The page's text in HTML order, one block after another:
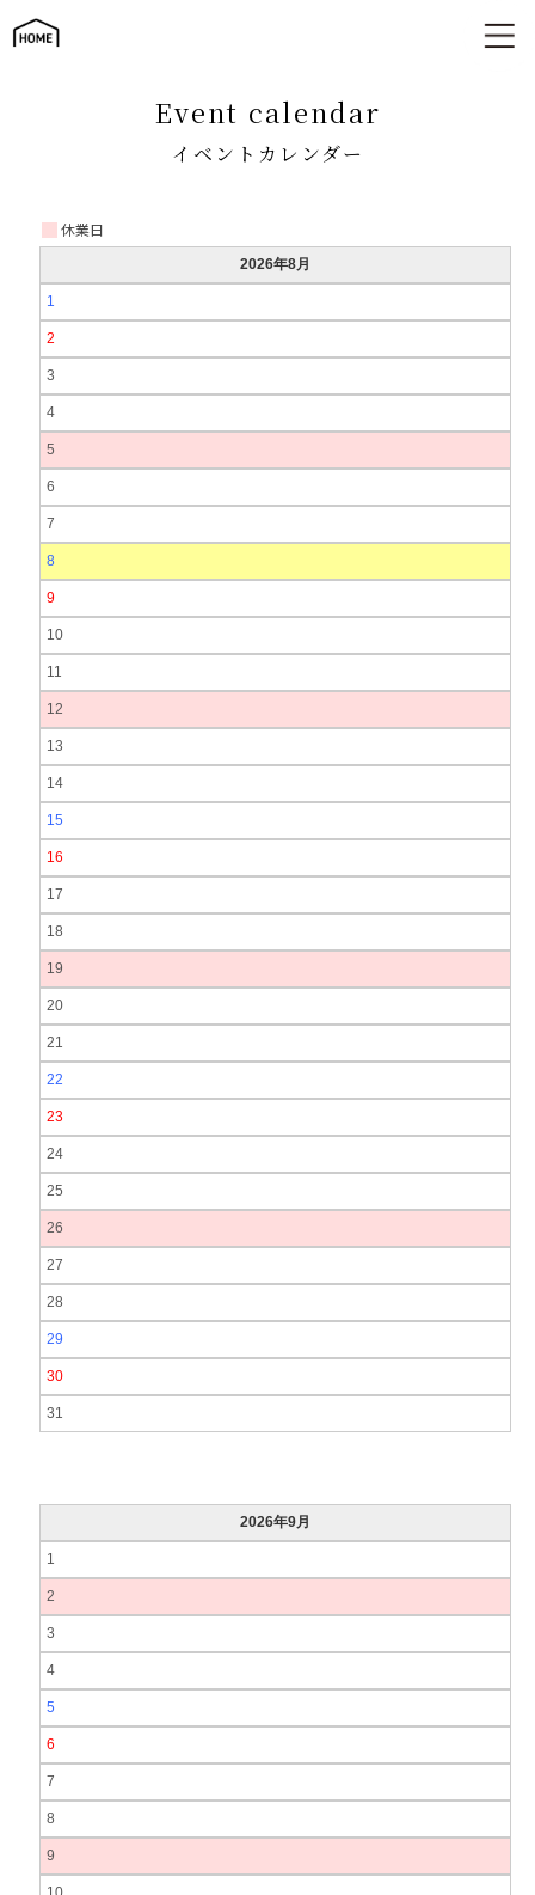
イベントカレンダー ご来場Webご予約フォーム
event calendar
イベントカレンダー
休業日
2026年8月
1
2
3
4
5
6
7
8
9
10
11
12
13
14
15
16
17
18
19
20
21
22
23
24
25
26
27
28
29
30
31
2026年9月
1
2
3
4
5
6
7
8
9